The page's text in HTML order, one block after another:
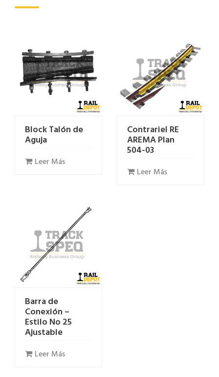
Block Talón de
Aguja
Leer Más
Contrariel RE
AREMA Plan
504-03
Leer Más
Barra de
Conexión –
Estilo No 25
Ajustable
Leer Más